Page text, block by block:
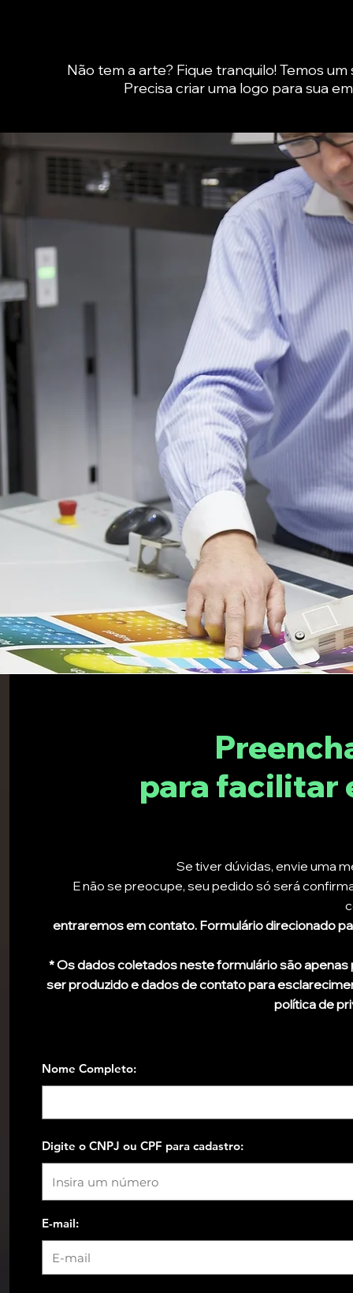
Não tem a arte? Fique tranquilo! Temos
Precisa criar uma logo para sua
para facilitar
Se tiver dúvidas, envie uma
E não se preocupe, seu pedido só será
entraremos em contato. Formulário direcionado
* Os dados coletados neste formulário são
ser produzido e dados de contato para
política de
Nome Completo:
Digite o CNPJ ou CPF para cadastro:
E-mail: